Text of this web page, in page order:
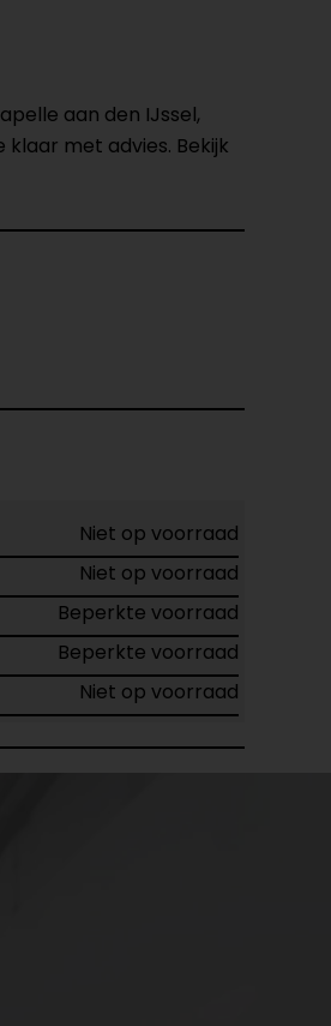
aan den IJssel,
met advies. Bekijk
Niet op voorraad
Niet op voorraad
Beperkte voorraad
Beperkte voorraad
Niet op voorraad